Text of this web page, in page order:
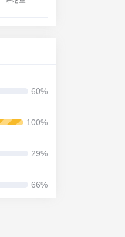
60%
100%
29%
66%